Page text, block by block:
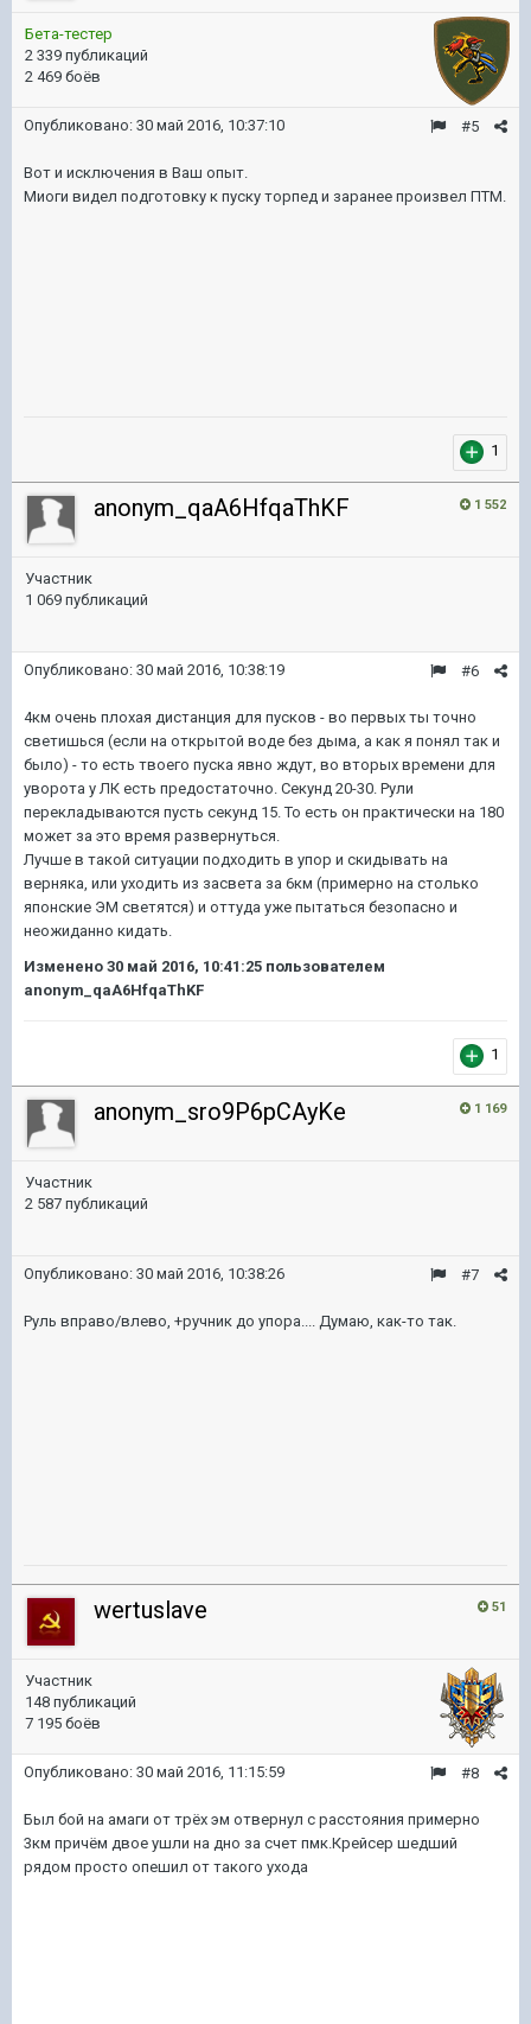
Бета-тестер
2 339 публикаций
2 469 боёв
#5
Опубликовано: 30 май 2016, 10:37:10
Вот и исключения в Ваш опыт.
Миоги видел подготовку к пуску торпед и заранее произвел ПТМ.
1
1 552
anonym_qaA6HfqaThKF
Участник
1 069 публикаций
#6
Опубликовано: 30 май 2016, 10:38:19
4км очень плохая дистанция для пусков - во первых ты точно
светишься (если на открытой воде без дыма, а как я понял так и
было) - то есть твоего пуска явно ждут, во вторых времени для
уворота у ЛК есть предостаточно. Секунд 20-30. Рули
перекладываются пусть секунд 15. То есть он практически на 180
может за это время развернуться.
Лучше в такой ситуации подходить в упор и скидывать на
верняка, или уходить из засвета за 6км (примерно на столько
японские ЭМ светятся) и оттуда уже пытаться безопасно и
неожиданно кидать.
Изменено 30 май 2016, 10:41:25 пользователем
anonym_qaA6HfqaThKF
1
1 169
anonym_sro9P6pCAyKe
Участник
2 587 публикаций
#7
Опубликовано: 30 май 2016, 10:38:26
Руль вправо/влево, +ручник до упора.... Думаю, как-то так.
51
wertuslave
Участник
148 публикаций
7 195 боёв
#8
Опубликовано: 30 май 2016, 11:15:59
Был бой на амаги от трёх эм отвернул с расстояния примерно
3км причём двое ушли на дно за счет пмк.Крейсер шедший
рядом просто опешил от такого ухода